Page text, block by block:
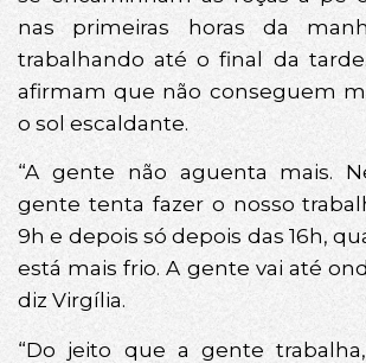
nas primeiras horas da
trabalhando até o final da
afirmam que não conseguem
o sol escaldante.
“A gente não aguenta mais.
gente tenta fazer o nosso
9h e depois só depois das 16h,
está mais frio. A gente vai até
diz Virgília.
“Do jeito que a gente